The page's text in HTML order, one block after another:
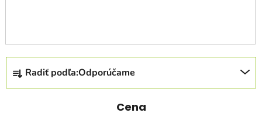
R
a
d
Radiť podľa:Odporúčame
Cena